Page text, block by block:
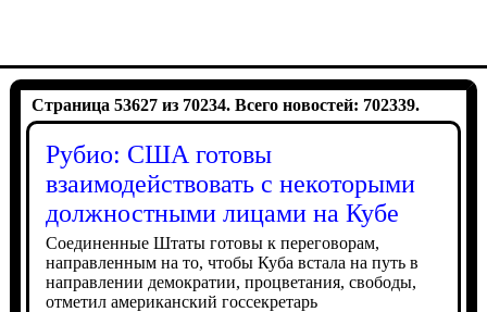
Страница 53627 из 70234. Всего новостей: 702339.
Рубио: США готовы
взаимодействовать с некоторыми
должностными лицами на Кубе
Соединенные Штаты готовы к переговорам,
направленным на то, чтобы Куба встала на путь в
направлении демократии, процветания, свободы,
отметил американский госсекретарь